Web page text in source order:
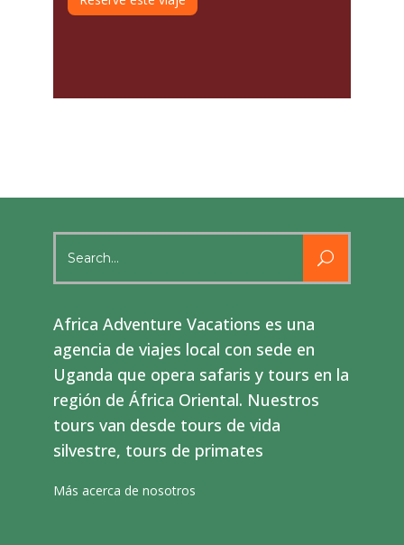
for:
Africa Adventure Vacations es una
agencia de viajes local con sede en
Uganda que opera safaris y tours en la
región de África Oriental. Nuestros
tours van desde tours de vida
silvestre, tours de primates
Más acerca de nosotros